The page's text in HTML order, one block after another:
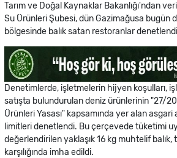
Tarım ve Doğal Kaynaklar Bakanlığı'ndan
Su Ürünleri Şubesi, dün Gazimağusa bugün
bölgesinde balık satan restoranlar
Denetimlerde, işletmelerin hijyen koşulları,
satışta bulundurulan deniz ürünlerinin "27/
Ürünleri Yasası" kapsamında yer alan
limitleri denetlendi. Bu çerçevede tüketimi
değerlendirilen yaklaşık 16 kg muhtelif balık,
karşılığında imha edildi.